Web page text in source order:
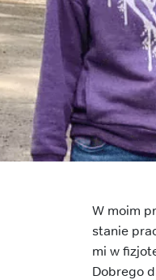
W moim
stanie
mi w
Dobrego